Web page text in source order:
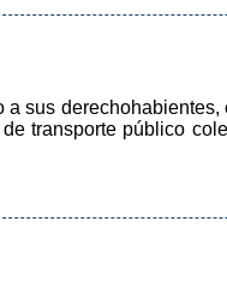
sus
transporte público